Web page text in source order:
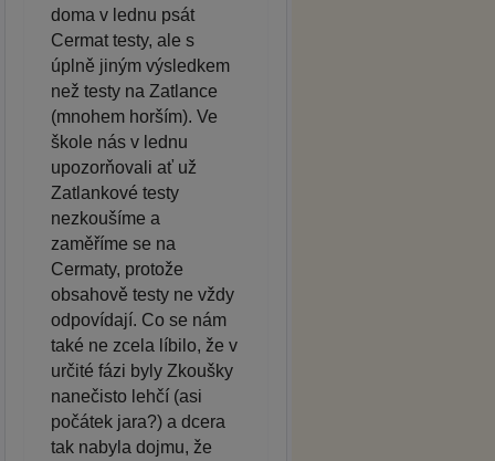
doma v lednu psát
Cermat testy, ale s
úplně jiným výsledkem
než testy na Zatlance
(mnohem horším). Ve
škole nás v lednu
upozorňovali ať už
Zatlankové testy
nezkoušíme a
zaměříme se na
Cermaty, protože
obsahově testy ne vždy
odpovídají. Co se nám
také ne zcela líbilo, že v
určité fázi byly Zkoušky
nanečisto lehčí (asi
počátek jara?) a dcera
tak nabyla dojmu, že